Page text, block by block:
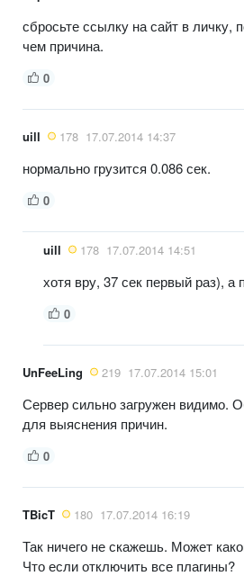
сбросьте ссылку на сайт в личку,
чем причина.
0
uill 178 17.07.2014 14:37
нормально грузится 0.086 сек.
0
uill 178 17.07.2014 14:51
хотя вру, 37 сек первый раз), а
0
UnFeeLing 219 17.07.2014 15:01
Сервер сильно загружен видимо.
для выяснения причин.
0
TBicT 180 17.07.2014 16:19
Так ничего не скажешь. Может
Что если отключить все плагины?